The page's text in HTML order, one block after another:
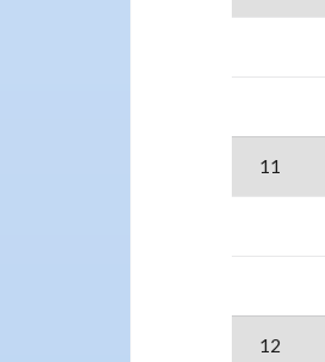
11
12